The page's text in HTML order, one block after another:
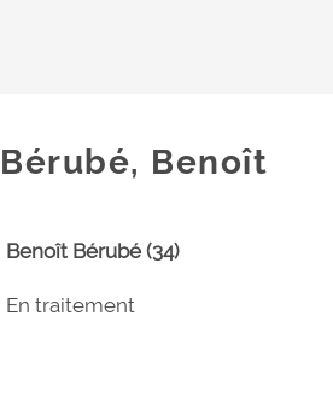
Bérubé, Benoît
Benoît Bérubé (34)
En traitement